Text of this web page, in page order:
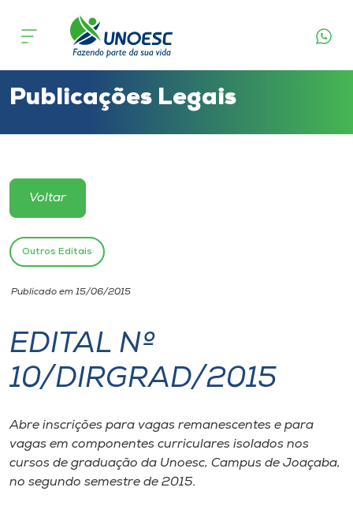
Cursos
Atendimento ao Estudante
Portal de Ensino
Unoesc
Internacionalização
I.nova
Diplomados
Cultura
Publicações Legais
Voltar
Outros Editais
Publicado em 15/06/2015
EDITAL Nº
10/DIRGRAD/2015
Abre inscrições para vagas remanescentes e para
vagas em componentes curriculares isolados nos
cursos de graduação da Unoesc, Campus de Joaçaba,
no segundo semestre de 2015.